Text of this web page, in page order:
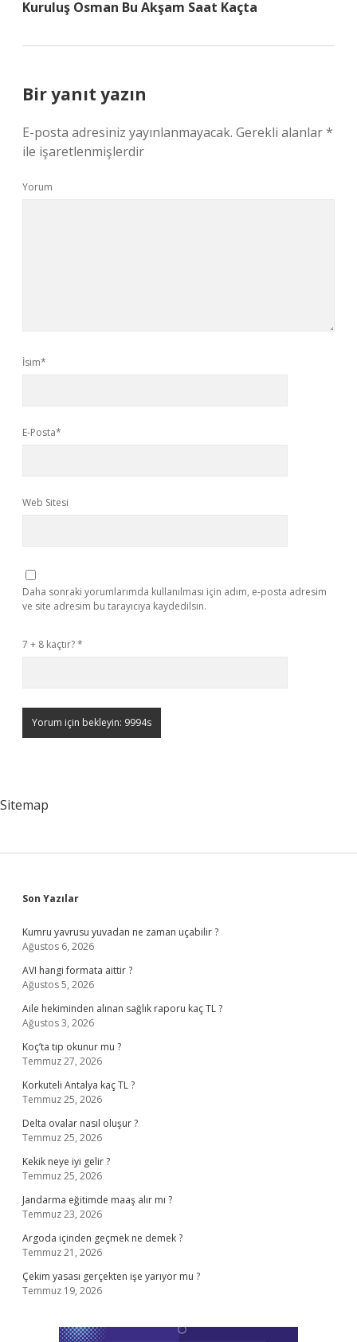
Kuruluş Osman Bu Akşam Saat Kaçta
Bir yanıt yazın
E-posta adresiniz yayınlanmayacak. Gerekli alanlar*
ile işaretlenmişlerdir
Yorum
İsim*
E-Posta*
Web Sitesi
Daha sonraki yorumlarımda kullanılması için adım, e-posta adresim
ve site adresim bu tarayıcıya kaydedilsin.
7 + 8 kaçtır?*
Sitemap
Sidebar
Son Yazılar
Kumru yavrusu yuvadan ne zaman uçabilir ?
Ağustos 6, 2026
AVI hangi formata aittir ?
Ağustos 5, 2026
Aile hekiminden alınan sağlık raporu kaç TL ?
Ağustos 3, 2026
Koç’ta tıp okunur mu ?
Temmuz 27, 2026
Korkuteli Antalya kaç TL ?
Temmuz 25, 2026
Delta ovalar nasıl oluşur ?
Temmuz 25, 2026
Kekik neye iyi gelir ?
Temmuz 25, 2026
Jandarma eğitimde maaş alır mı ?
Temmuz 23, 2026
Argoda içinden geçmek ne demek ?
Temmuz 21, 2026
Çekim yasası gerçekten işe yarıyor mu ?
Temmuz 19, 2026